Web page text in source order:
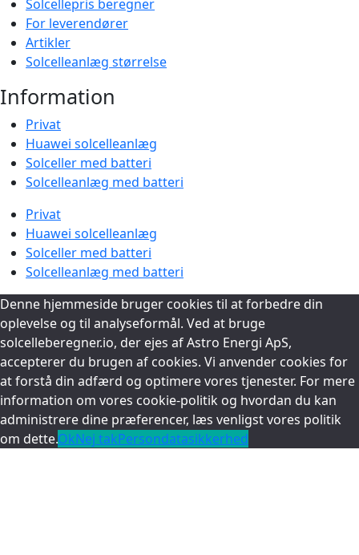
Solcellepris beregner
For leverendører
Artikler
Solcelleanlæg størrelse
Information
Privat
Huawei solcelleanlæg
Solceller med batteri
Solcelleanlæg med batteri
Privat
Huawei solcelleanlæg
Solceller med batteri
Solcelleanlæg med batteri
Denne hjemmeside bruger cookies til at forbedre din
oplevelse og til analyseformål. Ved at bruge
solcelleberegner.io, der ejes af Astro Energi ApS,
accepterer du brugen af cookies. Vi anvender cookies for
at forstå din adfærd og optimere vores tjenester. For mere
information om vores cookie-politik og hvordan du kan
administrere dine præferencer, læs venligst vores politik
om dette.OkNej takPersondatasikkerhed